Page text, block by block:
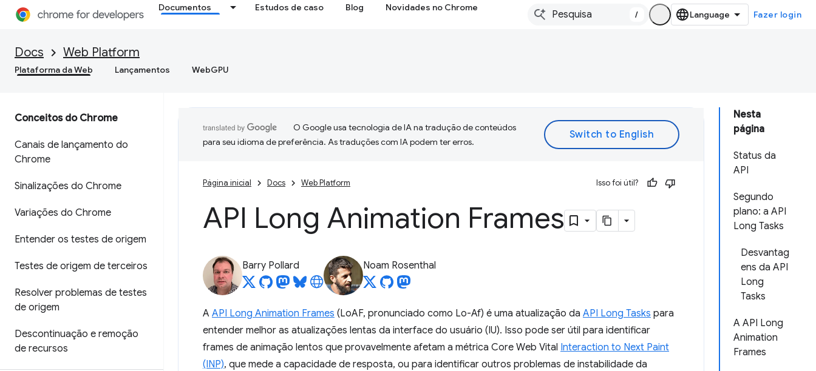
Documentos Estudos de caso Blog Novidades no Chrome
/ Fazer login
Docs Web Platform
Plataforma da Web Lançamentos WebGPU
Conceitos do Chrome
Canais de lançamento do
Chrome
Sinalizações do Chrome
Variações do Chrome
Entender os testes de origem
Testes de origem de terceiros
Resolver problemas de testes
de origem
Descontinuação e remoção
de recursos
Nesta
página
Status da
API
Segundo
plano: a API
Long Tasks
Desvantag
ens da API
Long
Tasks
A API Long
Animation
Frames
O Google usa tecnologia de IA na tradução de conteúdos
para seu idioma de preferência. As traduções com IA podem ter erros.
Página inicial Docs Web Platform Isso foi útil?
API Long Animation Frames
Barry Pollard Noam Rosenthal
A API Long Animation Frames (LoAF, pronunciado como Lo-Af) é uma atualização da API Long Tasks para
entender melhor as atualizações lentas da interface do usuário (IU). Isso pode ser útil para identificar
frames de animação lentos que provavelmente afetam a métrica Core Web Vital Interaction to Next Paint
(INP), que mede a capacidade de resposta, ou para identificar outros problemas de instabilidade da